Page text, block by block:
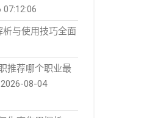
与使用技巧全面
推荐哪个职业最
2026-08-04